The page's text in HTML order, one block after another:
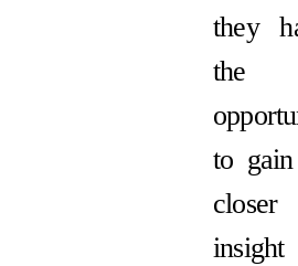
they
the
to
closer
insight